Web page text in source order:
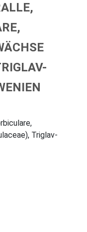
Triglav-